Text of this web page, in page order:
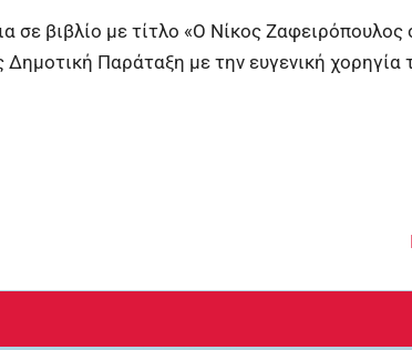
σε βιβλίο με τίτλο «Ο Νίκος
Παράταξη με την ευγενική χορηγία